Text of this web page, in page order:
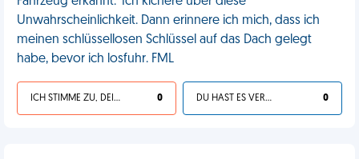
Unwahrscheinlichkeit. Dann erinnere ich mich, dass ich
meinen schlüssellosen Schlüssel auf das Dach gelegt
habe, bevor ich losfuhr. FML
ICH STIMME ZU, DEIN LEBEN IST SCHEISSE 0 DU HAST ES VERDIENT 0